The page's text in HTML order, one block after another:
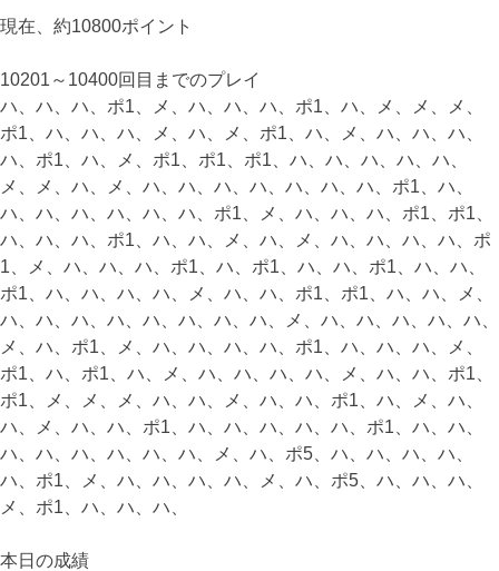
現在、約10800ポイント
10201～10400回目までのプレイ
ハ、ハ、ハ、ポ1、メ、ハ、ハ、ハ、ポ1、ハ、メ、メ、メ、
ポ1、ハ、ハ、ハ、メ、ハ、メ、ポ1、ハ、メ、ハ、ハ、ハ、
ハ、ポ1、ハ、メ、ポ1、ポ1、ポ1、ハ、ハ、ハ、ハ、ハ、
メ、メ、ハ、メ、ハ、ハ、ハ、ハ、ハ、ハ、ハ、ポ1、ハ、
ハ、ハ、ハ、ハ、ハ、ハ、ポ1、メ、ハ、ハ、ハ、ポ1、ポ1、
ハ、ハ、ハ、ポ1、ハ、ハ、メ、ハ、メ、ハ、ハ、ハ、ハ、ポ
1、メ、ハ、ハ、ハ、ポ1、ハ、ポ1、ハ、ハ、ポ1、ハ、ハ、
ポ1、ハ、ハ、ハ、ハ、メ、ハ、ハ、ポ1、ポ1、ハ、ハ、メ、
ハ、ハ、ハ、ハ、ハ、ハ、ハ、ハ、メ、ハ、ハ、ハ、ハ、ハ、
メ、ハ、ポ1、メ、ハ、ハ、ハ、ハ、ポ1、ハ、ハ、ハ、メ、
ポ1、ハ、ポ1、ハ、メ、ハ、ハ、ハ、ハ、メ、ハ、ハ、ポ1、
ポ1、メ、メ、メ、ハ、ハ、メ、ハ、ハ、ポ1、ハ、メ、ハ、
ハ、メ、ハ、ハ、ポ1、ハ、ハ、ハ、ハ、ハ、ポ1、ハ、ハ、
ハ、ハ、ハ、ハ、ハ、ハ、メ、ハ、ポ5、ハ、ハ、ハ、ハ、
ハ、ポ1、メ、ハ、ハ、ハ、ハ、メ、ハ、ポ5、ハ、ハ、ハ、
メ、ポ1、ハ、ハ、ハ、
本日の成績